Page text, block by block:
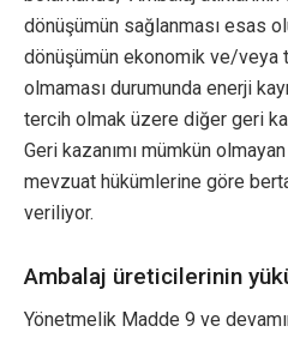
dönüşümün sağlanması esas
dönüşümün ekonomik ve/veya
olmaması durumunda enerji
tercih olmak üzere diğer geri
Geri kazanımı mümkün
mevzuat hükümlerine göre
veriliyor.
Ambalaj üreticilerinin
Yönetmelik Madde 9 ve